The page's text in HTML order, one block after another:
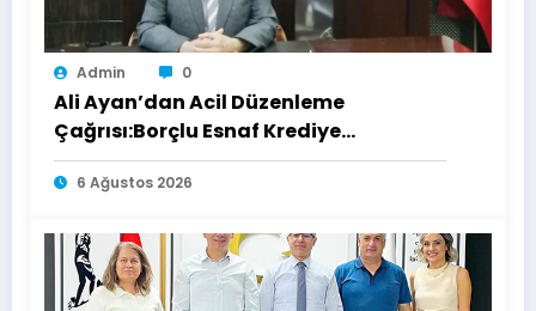
Admin 0
Ali Ayan’dan Acil Düzenleme
Çağrısı:Borçlu Esnaf Krediye
Ulaşamıyor
6 Ağustos 2026